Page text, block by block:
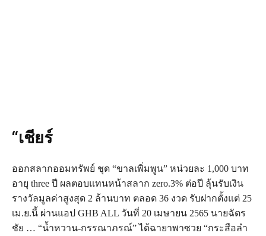
“เชียร์
ออกสลากออมทรัพย์ ชุด “ขาลเพิ่มพูน” หน่วยละ 1,000 บาท
อายุ three ปี ผลตอบแทนหน้าสลาก zero.3% ต่อปี ลุ้นรับเงิน
รางวัลมูลค่าสูงสุด 2 ล้านบาท ตลอด 36 งวด รับฝากตั้งแต่ 25
เม.ย.นี้ ผ่านแอป GHB ALL วันที่ 20 เมษายน 2565 นายฉัตร
ชัย … “น้ำหวาน-กรรณาภรณ์” ได้ฉายาพาซวย “กระสือลำ